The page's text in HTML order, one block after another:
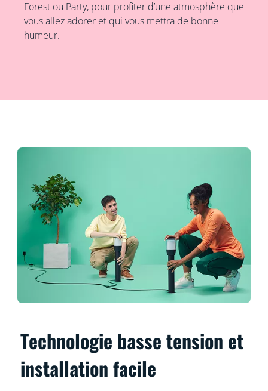
Forest ou Party, pour profiter d’une atmosphère que
vous allez adorer et qui vous mettra de bonne
humeur.
Technologie basse tension et
installation facile